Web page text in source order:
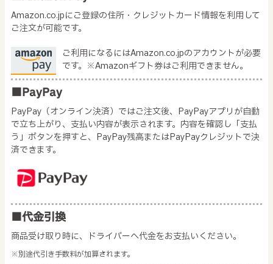
Amazon.co.jpにご登録の住所・クレジットカード情報を利用して
ご注文が可能です。
ご利用になるにはAmazon.co.jpのアカウントが必要
です。※Amazonギフト券はご利用できません。
■PayPay
PayPay（オンライン決済）ではご注文後、PayPayアプリが自動
で立ち上がり、支払い内容が表示されます。内容を確認し「支払
う」ボタンを押すと、PayPay残高またはPayPayクレジットで決
済できます。
■代金引換
商品受け取り時に、ドライバーへ代金をお支払いください。
※別途代引き手数料が加算されます。